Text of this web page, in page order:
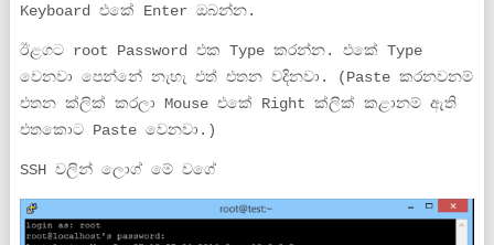
Keyboard එකේ Enter ඔබන්න.
ඊළගට root Password එක Type කරන්න. එකේ Type
වෙනවා පෙන්නේ නැහැ එත් එතන වදිනවා. (Paste කරනවනම්
එතන ක්ලික් කරලා Mouse එකේ Right ක්ලික් කළානම් ඇති
එතකොට Paste වෙනවා.)
SSH වලින් ලොග් මේ වගේ